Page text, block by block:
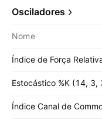
Osciladores
Nome
Índice de Força
Estocástico %K (14, 3,
Índice Canal de